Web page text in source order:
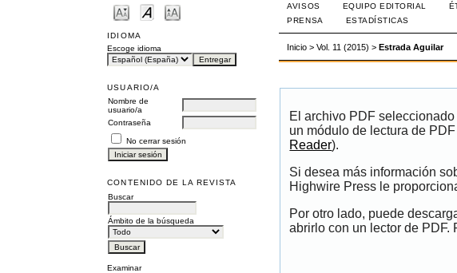
IDIOMA
Escoge idioma
USUARIO/A
Nombre de
usuario/a
Contraseña
No cerrar sesión
CONTENIDO DE LA REVISTA
Buscar
Ámbito de la búsqueda
Examinar
AVISOS
EQUIPO EDITORIAL
PRENSA
ESTADÍSTICAS
Inicio >Vol. 11 (2015) >Estrada Aguilar
El archivo PDF
un módulo de lectura de
Reader).
Si desea más información
Highwire Press le
Por otro lado, puede
abrirlo con un lector de PDF.